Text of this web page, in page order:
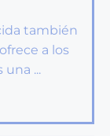
también
a los
...